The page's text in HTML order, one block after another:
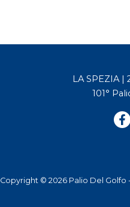
LA SPEZIA |
101°
Copyright © 2026 Palio Del Golfo